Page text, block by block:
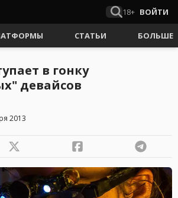
18+ ВОЙТИ
СТАТЬИ БОЛЬШЕ
в гонку
девайсов
2013